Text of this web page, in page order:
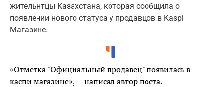
жительнтцы Казахстана, которая сообщила о
появлении нового статуса у продавцов в Kaspi
Магазине.
«Отметка "Официальный продавец" появилась в
каспи магазине», — написал автор поста.